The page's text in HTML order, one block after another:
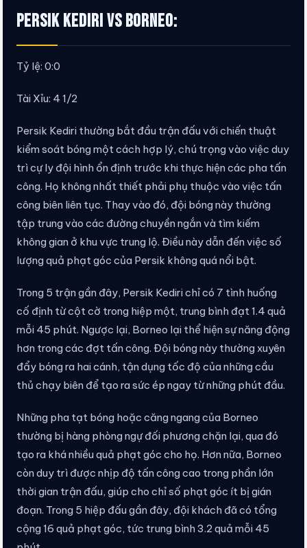
Persik Kediri vs Borneo:
Tỷ lệ: 0:0
Tài Xỉu: 4 1/2
Persik Kediri thường bắt đầu trận đấu với chiến thuật
kiểm soát bóng một cách hợp lý, chú trọng vào việc duy
trì cự ly đội hình ổn định trước khi thực hiện các pha tấn
công. Họ không nhất thiết phải phụ thuộc vào việc tấn
công biên liên tục. Thay vào đó, đội bóng này thường
tập trung vào các đường chuyền ngắn và tìm kiếm
không gian ở khu vực trung lộ. Điều này dẫn đến việc số
lượng quả phạt góc của Persik không quá nổi bật.
Trong 5 trận gần đây, Persik Kediri chỉ có 7 tình huống
cố định từ cột cờ trong hiệp một, trung bình đạt 1.4 quả
mỗi 45 phút. Ngược lại, Borneo lại thể hiện sự năng động
hơn trong các đợt tấn công. Đội bóng này thường xuyên
đẩy bóng ra hai cánh, tận dụng tốc độ của những cầu
thủ chạy biên để tạo ra sức ép ngay từ những phút đầu.
Những pha tạt bóng hoặc căng ngang của Borneo
thường bị hàng phòng ngự đối phương chặn lại, qua đó
tạo ra khá nhiều quả phạt góc cho họ. Hơn nữa, Borneo
còn duy trì được nhịp độ tấn công cao trong phần lớn
thời gian trận đấu, giúp cho chỉ số phạt góc ít bị gián
đoạn. Trong 5 hiệp đấu gần đây, đội khách đã có tổng
cộng 16 quả phạt góc, tức trung bình 3.2 quả mỗi 45